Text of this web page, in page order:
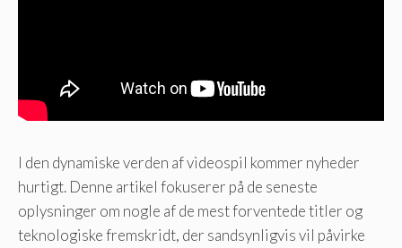
I den dynamiske verden af ​​videospil kommer nyheder
hurtigt. Denne artikel fokuserer på de seneste
oplysninger om nogle af de mest forventede titler og
teknologiske fremskridt, der sandsynligvis vil påvirke